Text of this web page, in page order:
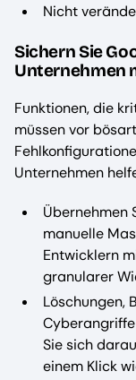
Nicht
Sichern Sie
Unternehmen
Funktionen, die
müssen vor
Unternehmen
Übernehmen
manuelle
Entwicklern
granularer
Löschungen,
Cyberangriffe
Sie sich
einem Klick